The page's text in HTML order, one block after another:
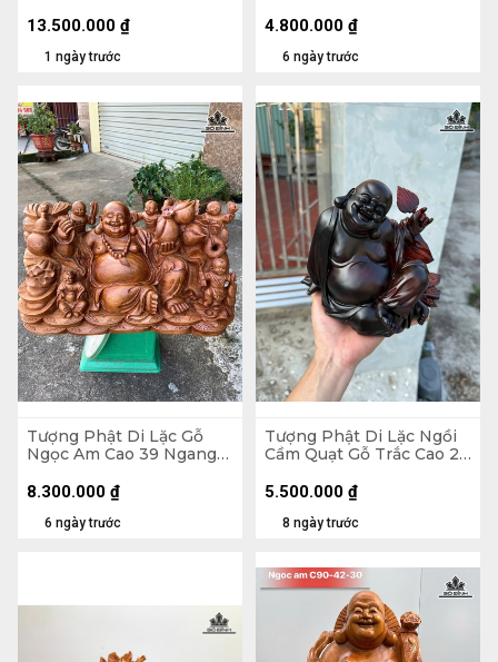
(cm)
1 ngày trước
13.500.000 ₫
6 ngày trước
4.800.000 ₫
Tượng Phật Di Lặc Gỗ
Ngọc Am Cao 39 Ngang
6 ngày trước
8.300.000 ₫
Tượng Phật Di Lặc Ngồi
Cầm Quạt Gỗ Trắc Cao 20
8 ngày trước
5.500.000 ₫